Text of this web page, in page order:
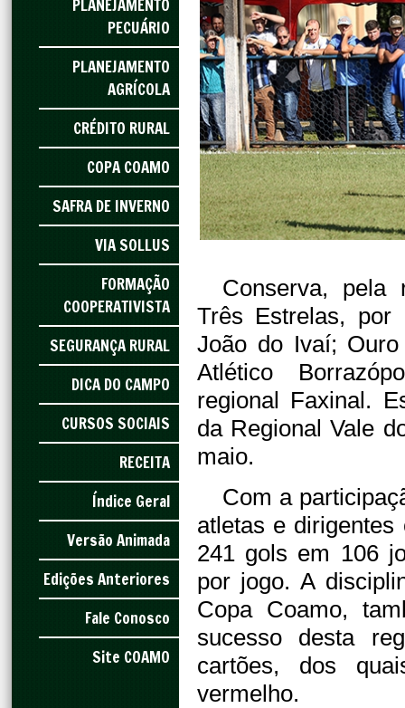
PLANEJAMENTO
PECUÁRIO
PLANEJAMENTO
AGRÍCOLA
CRÉDITO RURAL
COPA COAMO
SAFRA DE INVERNO
VIA SOLLUS
FORMAÇÃO
COOPERATIVISTA
SEGURANÇA RURAL
DICA DO CAMPO
CURSOS SOCIAIS
RECEITA
Índice Geral
Versão Animada
Edições Anteriores
Fale Conosco
Site COAMO
Conserva, pela
Três Estrelas,
João do Ivaí;
Atlético
regional Faxinal.
da Regional Vale
maio.
Com a
atletas e dirigentes
241 gols em 106
por jogo. A
Copa Coamo,
sucesso desta
cartões, dos
vermelho.